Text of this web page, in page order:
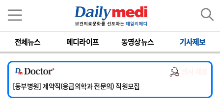
전체뉴스 메디라이프 동영상뉴스 기사제보
[서울아산병원] 2026년 하반기 인턴 모집
[영남대학교의료원] 마취통증의학과 임기제 임상의사 채용
[충남대학교병원] 소아청소년과(소아응급전담) 계약직 의사 공개채용
[동부병원] 계약직(응급의학과 전문의) 직원모집
[이대목동병원] 하반기 전공의(레지던트1년차) 모집